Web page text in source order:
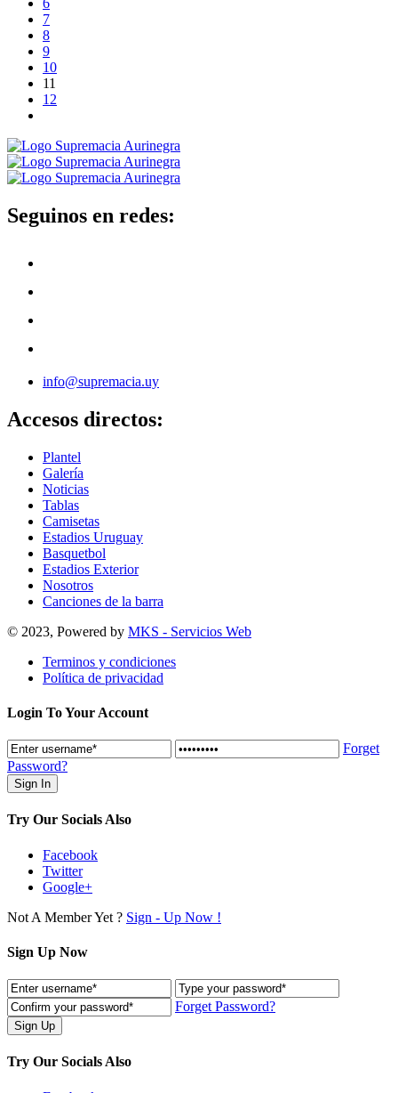
7
8
9
10
11
12
Seguinos en redes:
info@supremacia.uy
Accesos directos:
Plantel
Galería
Noticias
Tablas
Camisetas
Estadios Uruguay
Basquetbol
Estadios Exterior
Nosotros
Canciones de la barra
© 2023, Powered by MKS - Servicios Web
Terminos y condiciones
Política de privacidad
Login To Your Account
Forget
Password?
Try Our Socials Also
Facebook
Twitter
Google+
Not A Member Yet ? Sign - Up Now !
Sign Up Now
Forget Password?
Try Our Socials Also